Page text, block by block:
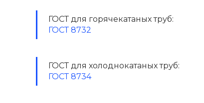
ГОСТ для горячекатаных труб:
ГОСТ 8732
ГОСТ для холоднокатаных труб:
ГОСТ 8734